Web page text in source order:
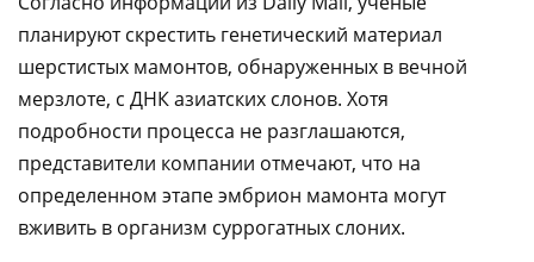
планируют скрестить генетический материал
шерстистых мамонтов, обнаруженных в вечной
мерзлоте, с ДНК азиатских слонов. Хотя
подробности процесса не разглашаются,
представители компании отмечают, что на
определенном этапе эмбрион мамонта могут
вживить в организм суррогатных слоних.